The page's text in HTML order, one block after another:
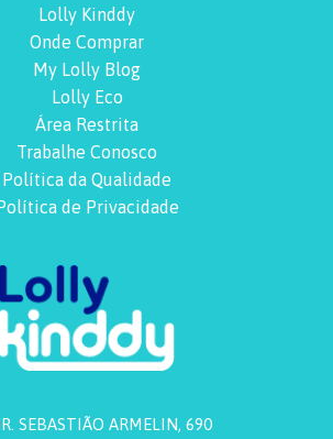
Lolly Kinddy
Onde Comprar
My Lolly Blog
Lolly Eco
Área Restrita
Trabalhe Conosco
Política da Qualidade
de Privacidade
SEBASTIÃO ARMELIN, 690